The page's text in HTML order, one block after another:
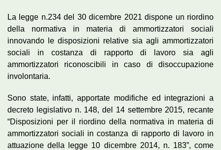
La legge n.234 del 30 dicembre 2021 dispone un riordino
della normativa in materia di ammortizzatori sociali
innovando le disposizioni relative sia agli ammortizzatori
sociali in costanza di rapporto di lavoro sia agli
ammortizzatori riconoscibili in caso di disoccupazione
involontaria.
Sono state, infatti, apportate modifiche ed integrazioni a
decreto legislativo n. 148, del 14 settembre 2015, recante
“Disposizioni per il riordino della normativa in materia di
ammortizzatori sociali in costanza di rapporto di lavoro in
attuazione della legge 10 dicembre 2014, n. 183”, come